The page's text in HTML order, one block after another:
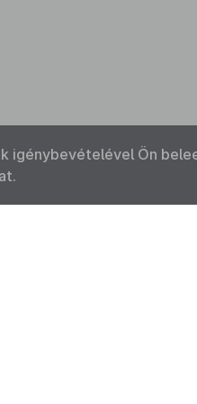
igénybevételével Ön